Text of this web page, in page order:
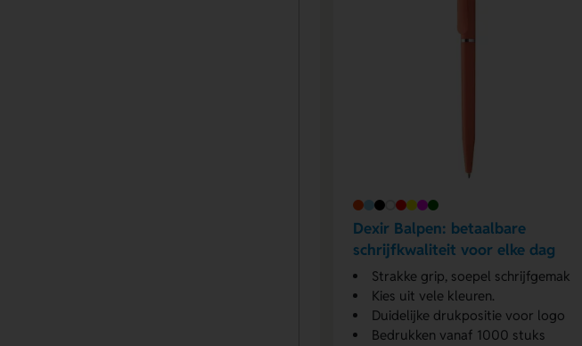
Dexir Balpen: betaalbare
schrijfkwaliteit voor elke dag
Strakke grip, soepel schrijfgemak
Kies uit vele kleuren.
Duidelijke drukpositie voor logo
Bedrukken vanaf 1000 stuks